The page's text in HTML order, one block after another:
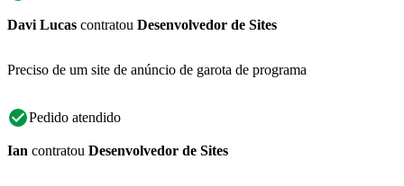
Davi Lucas contratou Desenvolvedor de Sites
Preciso de um site de anúncio de garota de programa
Pedido atendido
Ian contratou Desenvolvedor de Sites